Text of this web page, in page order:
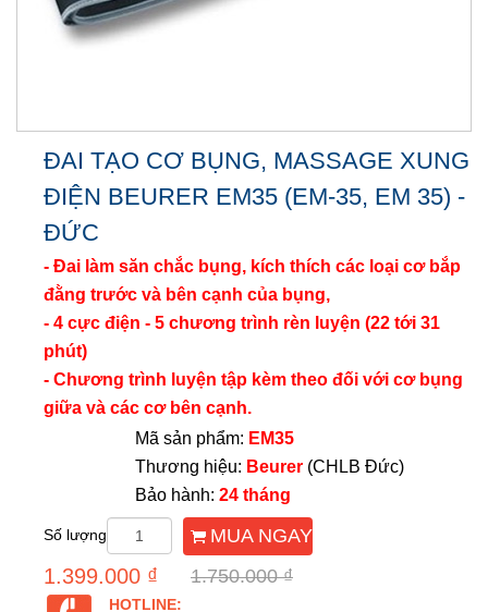
ĐAI TẠO CƠ BỤNG, MASSAGE XUNG
ĐIỆN BEURER EM35 (EM-35, EM 35) -
ĐỨC
- Đai làm săn chắc bụng, kích thích các loại cơ bắp
đằng trước và bên cạnh của bụng,
- 4 cực điện - 5 chương trình rèn luyện (22 tới 31
phút)
- Chương trình luyện tập kèm theo đối với cơ bụng
giữa và các cơ bên cạnh.
Mã sản phẩm: EM35
Thương hiệu: Beurer (CHLB Đức)
Bảo hành: 24 tháng
Số lượng MUA NGAY
1.399.000 ₫ 1.750.000 ₫
HOTLINE: